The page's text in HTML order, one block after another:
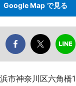
Google Map で見る
市神奈川区六角橋